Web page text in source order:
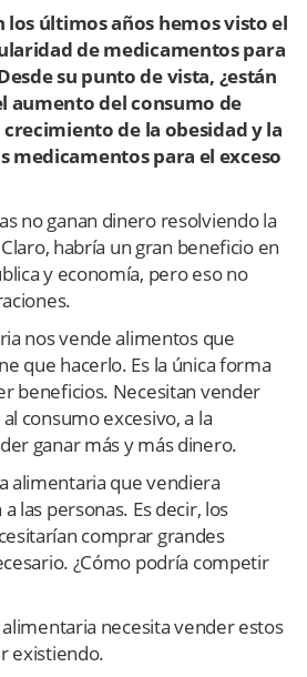
los últimos años hemos visto el
de medicamentos para
su punto de vista, ¿están
aumento del consumo de
de la obesidad y la
medicamentos para el exceso
no ganan dinero resolviendo la
habría un gran beneficio en
y economía, pero eso no
nos vende alimentos que
que hacerlo. Es la única forma
beneficios. Necesitan vender
consumo excesivo, a la
ganar más y más dinero.
alimentaria que vendiera
las personas. Es decir, los
comprar grandes
¿Cómo podría competir
necesita vender estos
existiendo.